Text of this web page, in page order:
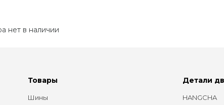
нет в наличии
Товары
Шины
Детали
HANGCHA